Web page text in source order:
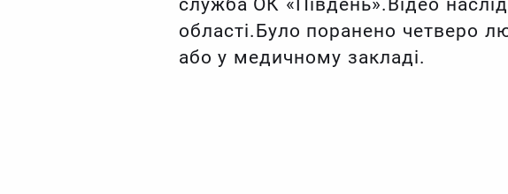
області.Було поранено четверо
або у медичному закладі.